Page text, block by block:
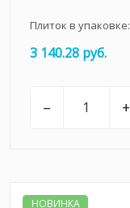
Плиток в упаковке:
3 140.28 руб.
– +
НОВИНКА